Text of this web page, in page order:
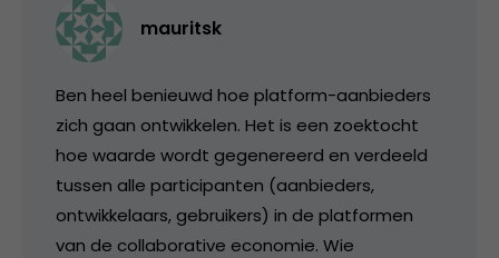
mauritsk
Ben heel benieuwd hoe platform-aanbieders
zich gaan ontwikkelen. Het is een zoektocht
hoe waarde wordt gegenereerd en verdeeld
tussen alle participanten (aanbieders,
ontwikkelaars, gebruikers) in de platformen
van de collaborative economie. Wie